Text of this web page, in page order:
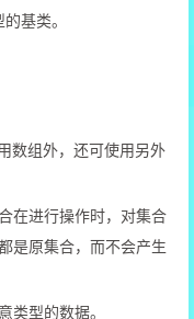
基类。
数组外，还可使用另外
在进行操作时，对集合
是原集合，而不会产生
类型的数据。